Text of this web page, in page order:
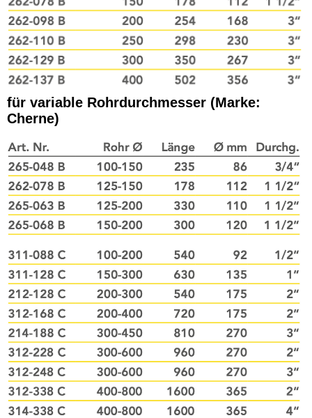
für variable Rohrdurchmesser (Marke:
Cherne)